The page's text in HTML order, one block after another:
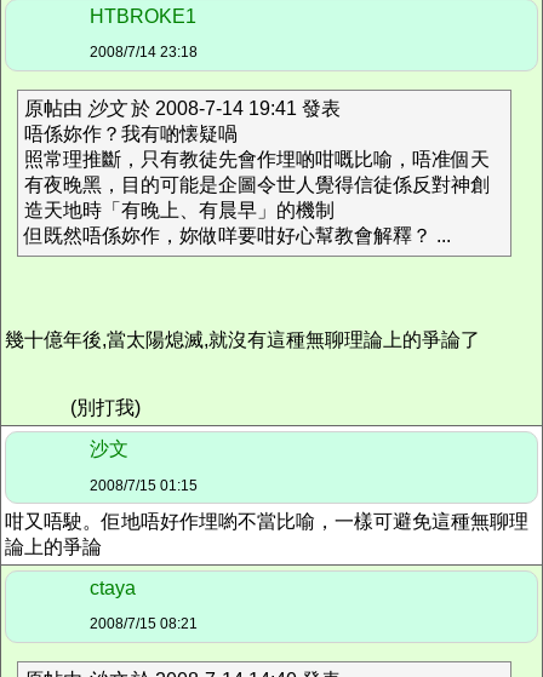
HTBROKE1
2008/7/14 23:18
原帖由 沙文於 2008-7-14 19:41 發表
唔係妳作？我有啲懐疑喎
照常理推斷，只有教徒先會作埋啲咁嘅比喻，唔准個天
有夜晚黑，目的可能是企圖令世人覺得信徒係反對神創
造天地時「有晚上、有晨早」的機制
但既然唔係妳作，妳做咩要咁好心幫教會解釋？ ...
幾十億年後,當太陽熄滅,就沒有這種無聊理論上的爭論了
(別打我)
沙文
2008/7/15 01:15
咁又唔駛。佢地唔好作埋喲不當比喻，一樣可避免這種無聊理
論上的爭論
ctaya
2008/7/15 08:21